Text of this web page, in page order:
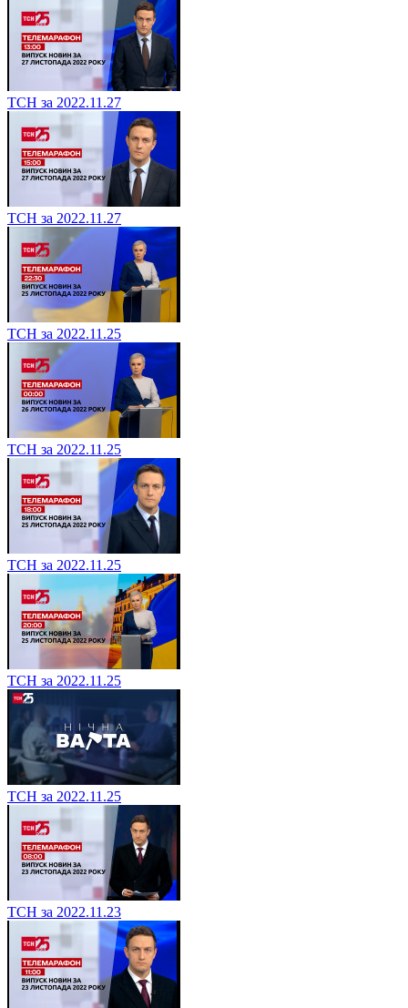
ТСН за 2022.11.27
ТСН за 2022.11.27
ТСН за 2022.11.25
ТСН за 2022.11.25
ТСН за 2022.11.25
ТСН за 2022.11.25
ТСН за 2022.11.25
ТСН за 2022.11.23